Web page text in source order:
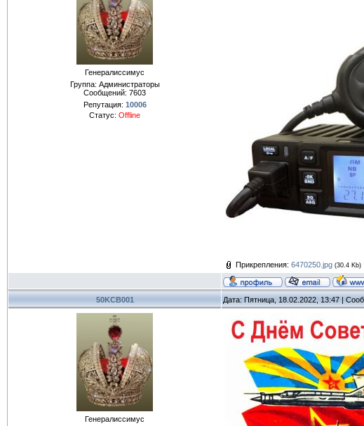
Генералиссимус
Группа: Администраторы
Сообщений: 7603
Репутация: 10006
Статус: Offline
Прикрепления: 6470250.jpg (30.4 Kb)
50KCB001 Дата: Пятница, 18.02.2022, 13:47 |
Генералиссимус